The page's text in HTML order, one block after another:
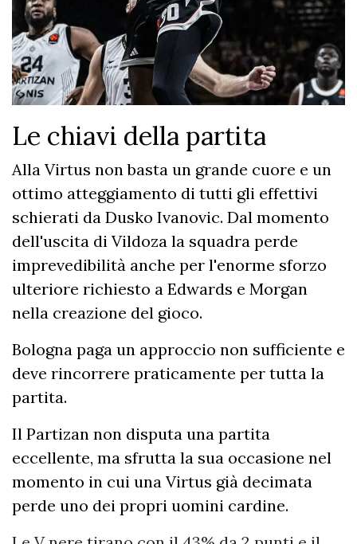
Le chiavi della partita
Alla Virtus non basta un grande cuore e un
ottimo atteggiamento di tutti gli effettivi
schierati da Dusko Ivanovic. Dal momento
dell'uscita di Vildoza la squadra perde
imprevedibilità anche per l'enorme sforzo
ulteriore richiesto a Edwards e Morgan
nella creazione del gioco.
Bologna paga un approccio non sufficiente e
deve rincorrere praticamente per tutta la
partita.
Il Partizan non disputa una partita
eccellente, ma sfrutta la sua occasione nel
momento in cui una Virtus già decimata
perde uno dei propri uomini cardine.